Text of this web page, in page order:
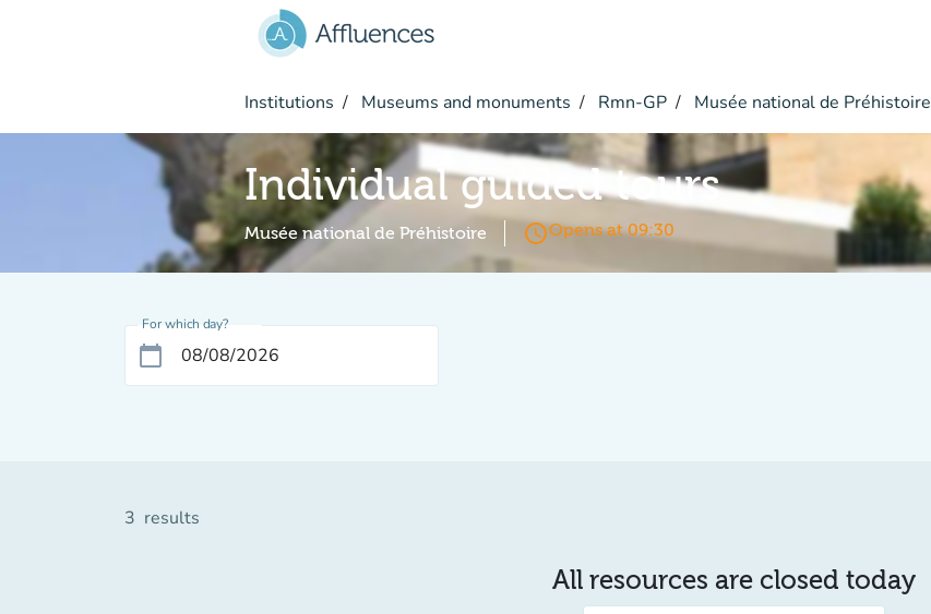
Institutions Museums and monuments Rmn-GP Musée national de Préhistoire
Individual guided tours
Musée national de Préhistoire access_timeOpens at 09:30
For which day?
calendar_today
3 results
All resources are closed today